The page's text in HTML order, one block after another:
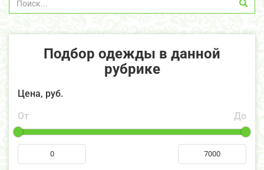
Подбор одежды в данной
рубрике
Цена, руб.
От
До